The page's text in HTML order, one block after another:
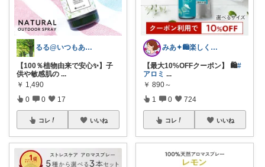
るる@いつもありがとうございます
【100％植物由来で安心✨】子
供や敏感肌の ...
￥ 1,490
0 0 17
コレ いいね
みあ✦🛍️楽しくお買い物
【最大10%OFFクーポン】 🛍️#
アロミ ...
￥ 890～
1 0 724
コレ いいね